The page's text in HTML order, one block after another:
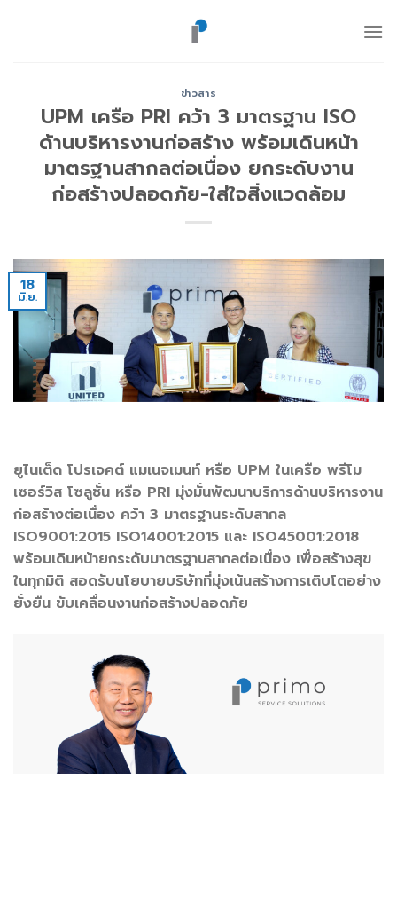
ข่าวสาร
UPM เครือ PRI คว้า 3 มาตรฐาน ISO
ด้านบริหารงานก่อสร้าง พร้อมเดินหน้า
มาตรฐานสากลต่อเนื่อง ยกระดับงาน
ก่อสร้างปลอดภัย-ใส่ใจสิ่งแวดล้อม
18
มิ.ย.
ยูไนเต็ด โปรเจคต์ แมเนจเมนท์ หรือ UPM ในเครือ พรีโม
เซอร์วิส โซลูชั่น หรือ PRI มุ่งมั่นพัฒนาบริการด้านบริหารงาน
ก่อสร้างต่อเนื่อง คว้า 3 มาตรฐานระดับสากล
ISO9001:2015 ISO14001:2015 และ ISO45001:2018
พร้อมเดินหน้ายกระดับมาตรฐานสากลต่อเนื่อง เพื่อสร้างสุข
ในทุกมิติ สอดรับนโยบายบริษัทที่มุ่งเน้นสร้างการเติบโตอย่าง
ยั่งยืน ขับเคลื่อนงานก่อสร้างปลอดภัย